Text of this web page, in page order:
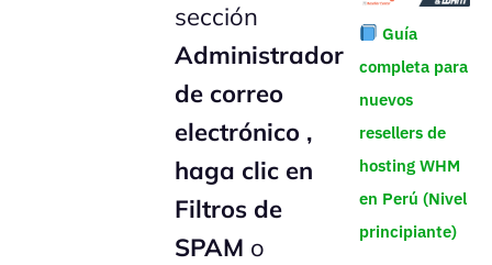
sección
Administrador
de correo
electrónico ,
haga clic en
Filtros de
SPAM o
Guía
completa para
nuevos
resellers de
hosting WHM
en Perú (Nivel
principiante)